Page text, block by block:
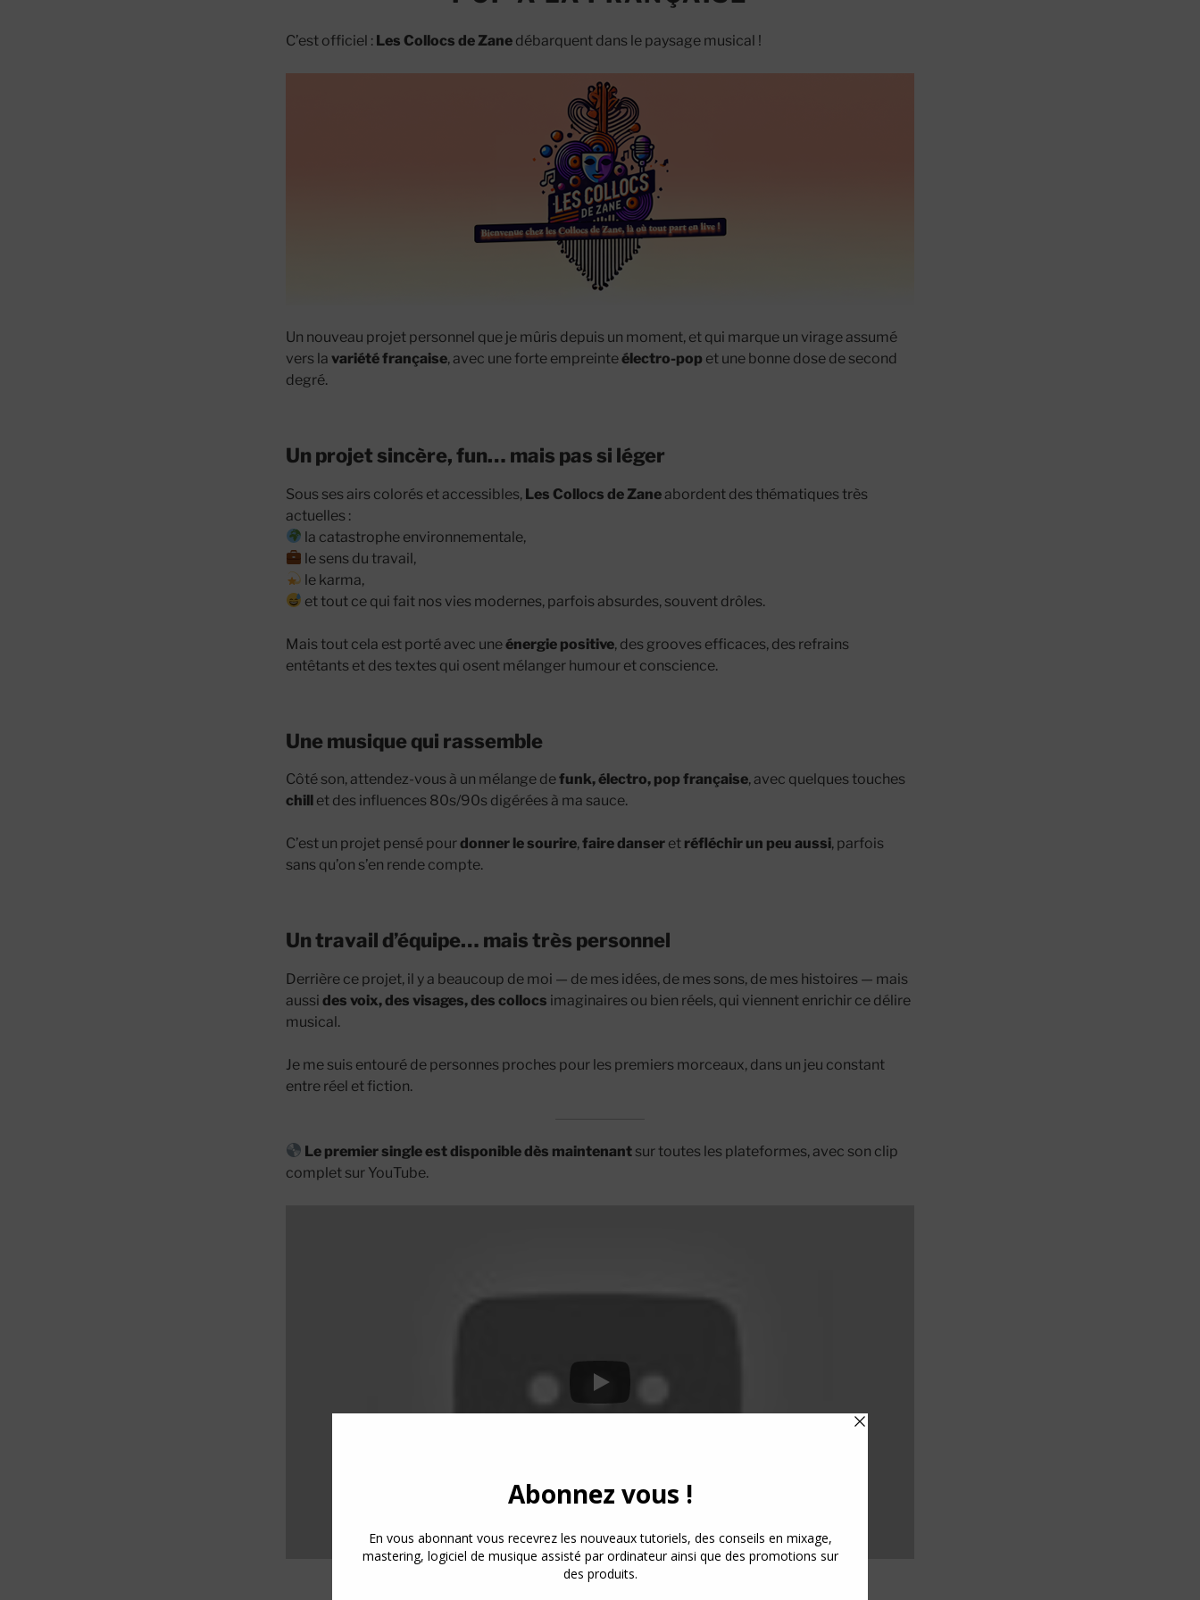
C’est officiel : Les Collocs de Zane débarquent dans le paysage musical !
Un nouveau projet personnel que je mûris depuis un moment, et qui marque un virage assumé
vers la variété française, avec une forte empreinteélectro-pop et une bonne dose de second
degré.
Un projet sincère, fun… mais pas si léger
Sous ses airs colorés et accessibles, Les Collocs de Zane abordent des thématiques très
actuelles :
la catastrophe environnementale,
le sens du travail,
le karma,
et tout ce qui fait nos vies modernes, parfois absurdes, souvent drôles.
Mais tout cela est porté avec uneénergie positive, des grooves efficaces, des refrains
entêtants et des textes qui osent mélanger humour et conscience.
Une musique qui rassemble
Côté son, attendez-vous à un mélange defunk, électro, pop française, avec quelques touches
chill
et des influences 80s/90s digérées à ma sauce.
C’est un projet pensé pourdonner le sourire,faire danser et réfléchir un peu aussi, parfois
sans qu’on s’en rende compte.
Un travail d’équipe… mais très personnel
Derrière ce projet, il y a beaucoup de moi — de mes idées, de mes sons, de mes histoires — mais
aussi des voix, des visages, des collocs imaginaires ou bien réels, qui viennent enrichir ce délire
musical.
Je me suis entouré de personnes proches pour les premiers morceaux, dans un jeu constant
entre réel et fiction.
Le premier single est disponible dès maintenantsur toutes les plateformes, avec son clip
complet sur YouTube.
Le premier single : Karma !